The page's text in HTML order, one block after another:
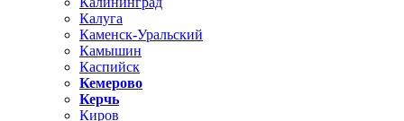
Калуга
Каменск-Уральский
Камышин
Каспийск
Кемерово
Керчь
Киров